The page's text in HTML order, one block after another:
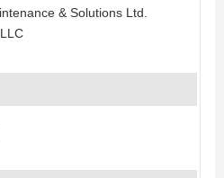
& Solutions Ltd.